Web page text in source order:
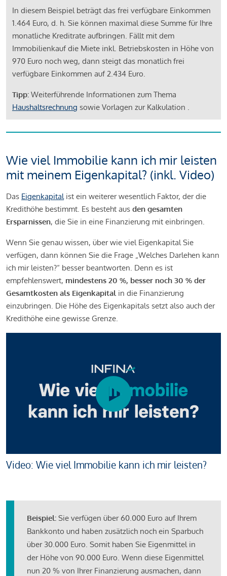
In diesem Beispiel beträgt das frei verfügbare Einkommen
1.464 Euro, d. h. Sie können maximal diese Summe für Ihre
monatliche Kreditrate aufbringen. Fällt mit dem
Immobilienkauf die Miete inkl. Betriebskosten in Höhe von
970 Euro noch weg, dann steigt das monatlich frei
verfügbare Einkommen auf 2.434 Euro.
Tipp: Weiterführende Informationen zum Thema
Haushaltsrechnung sowie Vorlagen zur Kalkulation .
Wie viel Immobilie kann ich mir leisten
mit meinem Eigenkapital? (inkl. Video)
Das Eigenkapitalist ein weiterer wesentlich Faktor, der die
Kredithöhe bestimmt. Es besteht aus den gesamten
Ersparnissen, die Sie in eine Finanzierung mit einbringen.
Wenn Sie genau wissen, über wie viel Eigenkapital Sie
verfügen, dann können Sie die Frage „Welches Darlehen kann
ich mir leisten?“ besser beantworten. Denn es ist
empfehlenswert, mindestens 20 %, besser noch 30 % der
Gesamtkosten als Eigenkapital in die Finanzierung
einzubringen. Die Höhe des Eigenkapitals setzt also auch der
Kredithöhe eine gewisse Grenze.
Video: Wie viel Immobilie kann ich mir leisten?
Beispiel: Sie verfügen über 60.000 Euro auf Ihrem
Bankkonto und haben zusätzlich noch ein Sparbuch
über 30.000 Euro. Somit haben Sie Eigenmittel in
der Höhe von 90.000 Euro. Wenn diese Eigenmittel
nun 20 % von Ihrer Finanzierung ausmachen, dann